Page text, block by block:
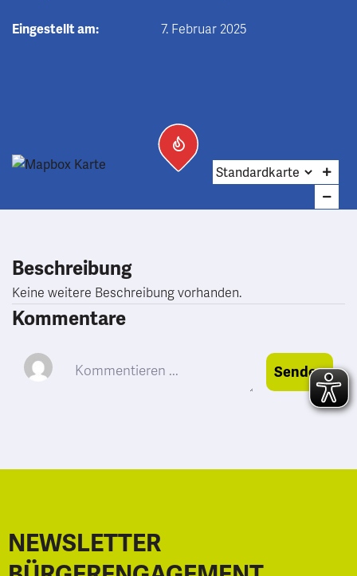
Eingestellt am: 7. Februar 2025
Beschreibung
Keine weitere Beschreibung vorhanden.
Kommentare
Senden
NEWSLETTER